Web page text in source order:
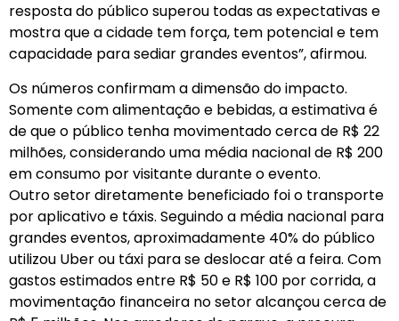
resposta do público superou todas as expectativas e
mostra que a cidade tem força, tem potencial e tem
capacidade para sediar grandes eventos”, afirmou.
Os números confirmam a dimensão do impacto.
Somente com alimentação e bebidas, a estimativa é
de que o público tenha movimentado cerca de R$ 22
milhões, considerando uma média nacional de R$ 200
em consumo por visitante durante o evento.
Outro setor diretamente beneficiado foi o transporte
por aplicativo e táxis. Seguindo a média nacional para
grandes eventos, aproximadamente 40% do público
utilizou Uber ou táxi para se deslocar até a feira. Com
gastos estimados entre R$ 50 e R$ 100 por corrida, a
movimentação financeira no setor alcançou cerca de